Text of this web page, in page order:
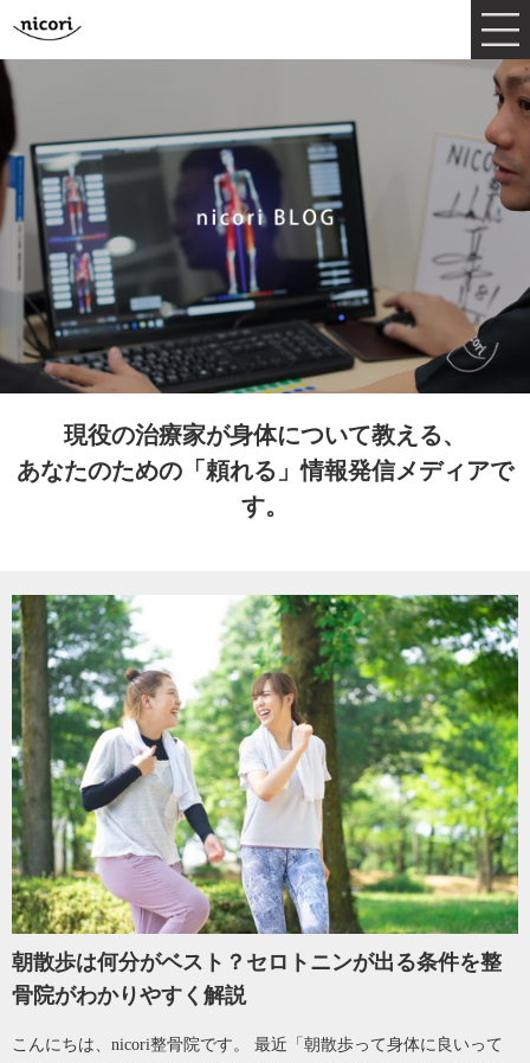
現役の治療家が身体について教える、
あなたのための「頼れる」情報発信メディアで
す。
朝散歩は何分がベスト？セロトニンが出る条件を整
骨院がわかりやすく解説
こんにちは、nicori整骨院です。 最近「朝散歩って身体に良いって